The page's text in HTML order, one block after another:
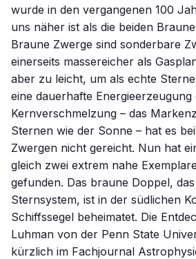
wurde in den vergangenen 100
uns näher ist als die beiden
Braune Zwerge sind sonderbare
einerseits massereicher als
aber zu leicht, um als echte
eine dauerhafte
Kernverschmelzung – das
Sternen wie der Sonne – hat es
Zwergen nicht gereicht. Nun hat
gleich zwei extrem nahe
gefunden. Das braune Doppel,
Sternsystem, ist in der südlichen
Schiffssegel beheimatet. Die
Luhman von der Penn State
kürzlich im Fachjournal